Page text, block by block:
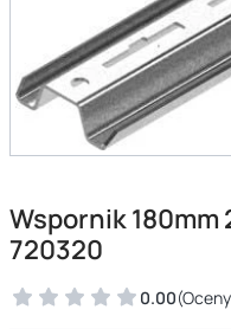
Wspornik 180mm
720320
0.00